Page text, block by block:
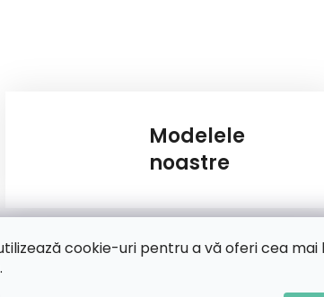
cookie-uri pentru a vă oferi cea mai
Modelele
noastre